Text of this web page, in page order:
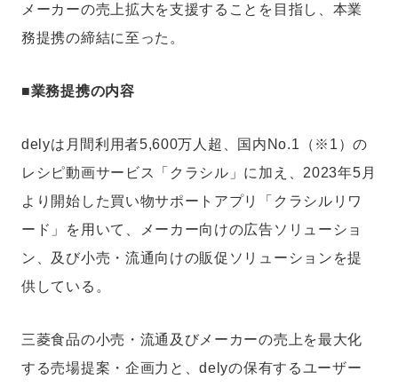
メーカーの売上拡大を支援することを目指し、本業
務提携の締結に至った。
■業務提携の内容
delyは月間利用者5,600万人超、国内No.1（※1）の
レシピ動画サービス「クラシル」に加え、2023年5月
より開始した買い物サポートアプリ「クラシルリワ
ード」を用いて、メーカー向けの広告ソリューショ
ン、及び小売・流通向けの販促ソリューションを提
供している。
三菱食品の小売・流通及びメーカーの売上を最大化
する売場提案・企画力と、delyの保有するユーザー